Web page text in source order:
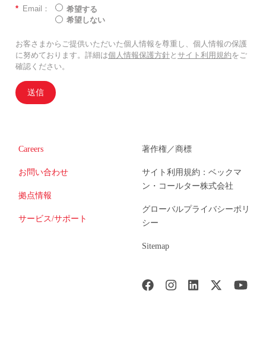
* Email：
希望する
希望しない
お客さまからご提供いただいた個人情報を尊重し、個人情報の保護
に努めております。詳細は個人情報保護方針と サイト利用規約をご
確認ください。
送信
Careers
お問い合わせ
拠点情報
サービス/サポート
著作権／商標
サイト利用規約：ベックマ
ン・コールター株式会社
グローバルプライバシーポリ
シー
Sitemap